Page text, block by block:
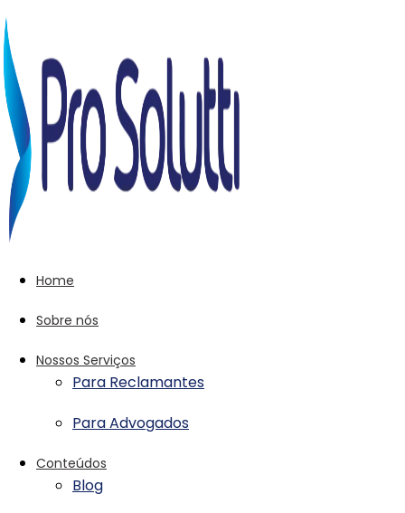
Home
Sobre nós
Nossos Serviços
Para Reclamantes
Para Advogados
Conteúdos
Blog